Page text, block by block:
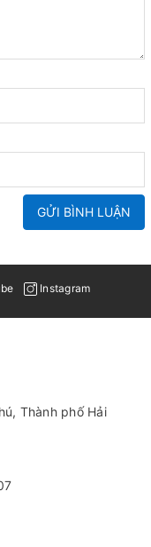
GỬI BÌNH LUẬN
Instagram
Thành phố Hải